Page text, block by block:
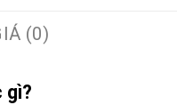
(0)
gì?